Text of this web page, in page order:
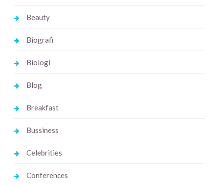
Beauty
Biografi
Biologi
Blog
Breakfast
Bussiness
Celebrities
Conferences